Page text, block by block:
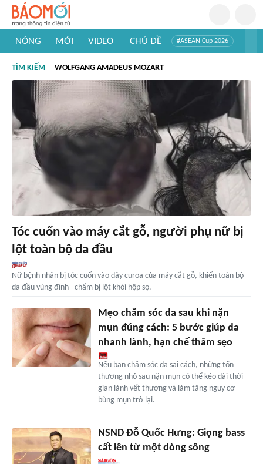
NÓNG MỚI VIDEO CHỦ ĐỀ #ASEAN Cup 2026
#Khám phá thế giới
TÌM KIẾM WOLFGANG AMADEUS MOZART
Tóc cuốn vào máy cắt gỗ, người phụ nữ bị
lột toàn bộ da đầu
Nữ bệnh nhân bị tóc cuốn vào dây curoa của máy cắt gỗ, khiến toàn bộ
da đầu vùng đỉnh - chẩm bị lột khỏi hộp sọ.
Mẹo chăm sóc da sau khi nặn
mụn đúng cách: 5 bước giúp da
nhanh lành, hạn chế thâm sẹo
Nếu bạn chăm sóc da sai cách, những tổn
thương nhỏ sau nặn mụn có thể kéo dài thời
gian lành vết thương và làm tăng nguy cơ
bùng mụn trở lại.
NSND Đỗ Quốc Hưng: Giọng bass
cất lên từ một dòng sông